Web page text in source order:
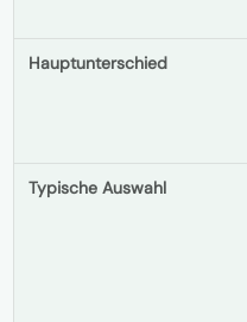
Hauptunterschied
Typische Auswahl